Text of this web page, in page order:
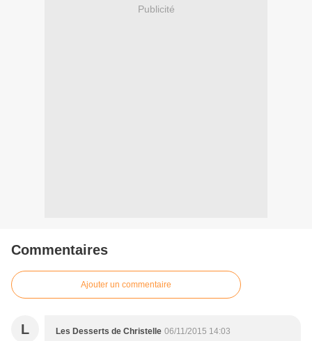
Publicité
Commentaires
Ajouter un commentaire
L Les Desserts de Christelle 06/11/2015 14:03